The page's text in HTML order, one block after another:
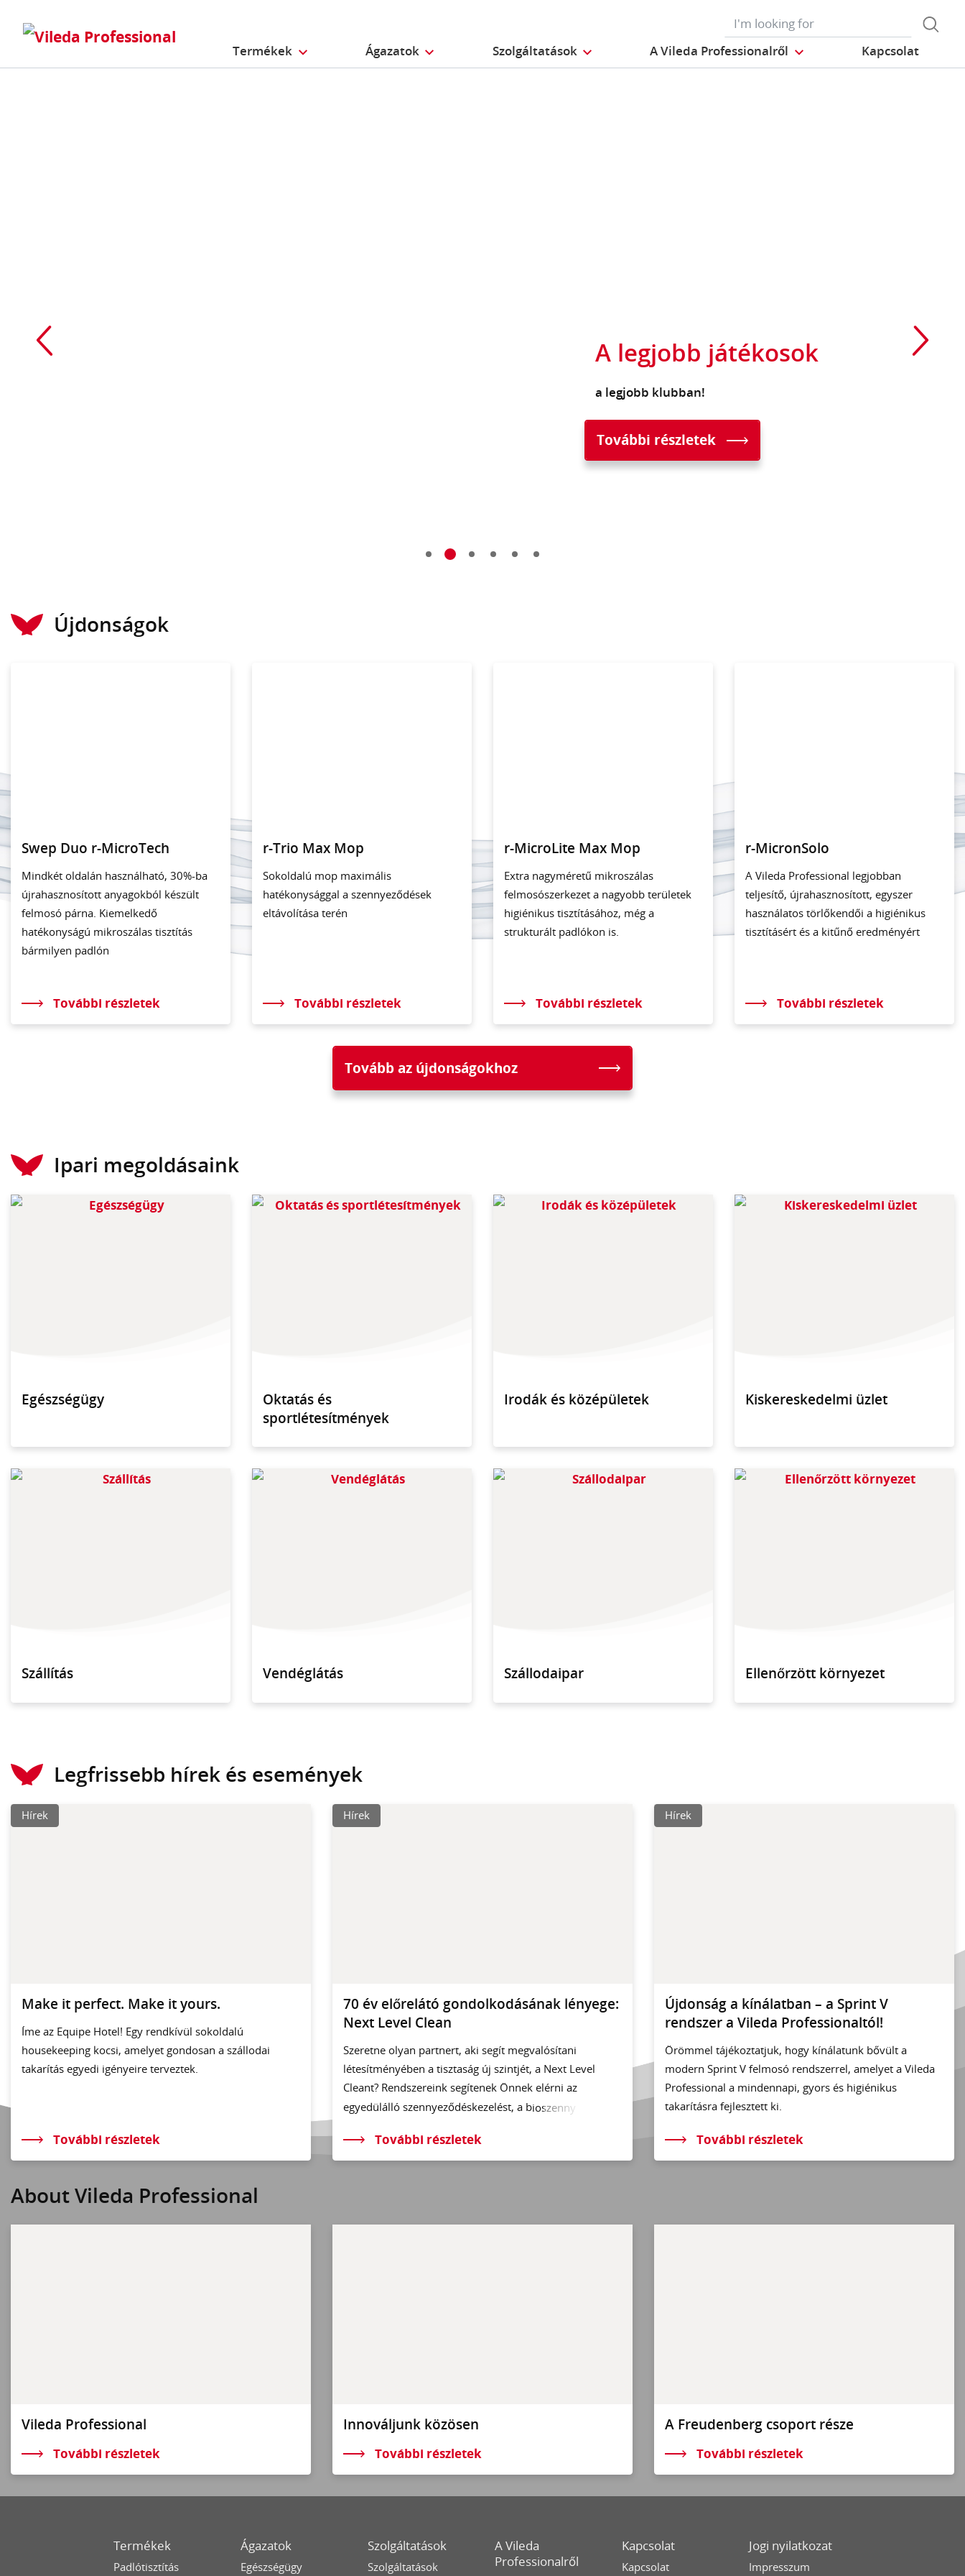
Termékek Ágazatok Szolgáltatások A Vileda Professionalről Kapcsolat
A legjobb játékosok
a legjobb klubban!
További részletek
Újdonságok
Swep Duo r-MicroTech
Mindkét oldalán használható, 30%-ba
újrahasznosított anyagokból készült
felmosó párna. Kiemelkedő
hatékonyságú mikroszálas tisztítás
bármilyen padlón
További részletek
r-Trio Max Mop
Sokoldalú mop maximális
hatékonysággal a szennyeződések
eltávolítása terén
További részletek
r-MicroLite Max Mop
Extra nagyméretű mikroszálas
felmosószerkezet a nagyobb területek
higiénikus tisztításához, még a
strukturált padlókon is.
További részletek
r-MicronSolo
A Vileda Professional legjobban
teljesítő, újrahasznosított, egyszer
használatos törlőkendői a higiénikus
tisztításért és a kitűnő eredményért
További részletek
Tovább az újdonságokhoz
Ipari megoldásaink
Egészségügy
Oktatás és
sportlétesítmények
Irodák és középületek Kiskereskedelmi üzlet
Szállítás Vendéglátás Szállodaipar Ellenőrzött környezet
Legfrissebb hírek és események
Hírek
Make it perfect. Make it yours.
Íme az Equipe Hotel! Egy rendkívül sokoldalú
housekeeping kocsi, amelyet gondosan a szállodai
takarítás egyedi igényeire terveztek.
További részletek
Hírek
70 év előrelátó gondolkodásának lényege:
Next Level Clean
Szeretne olyan partnert, aki segít megvalósítani
létesítményében a tisztaság új szintjét, a Next Level
Cleant? Rendszereink segítenek Önnek elérni az
egyedülálló szennyeződéskezelést, a bioszenny
További részletek
Hírek
Újdonság a kínálatban – a Sprint V
rendszer a Vileda Professionaltól!
Örömmel tájékoztatjuk, hogy kínálatunk bővült a
modern Sprint V felmosó rendszerrel, amelyet a Vileda
Professional a mindennapi, gyors és higiénikus
takarításra fejlesztett ki.
További részletek
About Vileda Professional
Vileda Professional
További részletek
Innováljunk közösen
További részletek
A Freudenberg csoport része
További részletek
Termékek
Padlótisztítás
Ágazatok
Egészségügy
Szolgáltatások
Szolgáltatások
A Vileda
Professionalről
Kapcsolat
Kapcsolat
Jogi nyilatkozat
Impresszum